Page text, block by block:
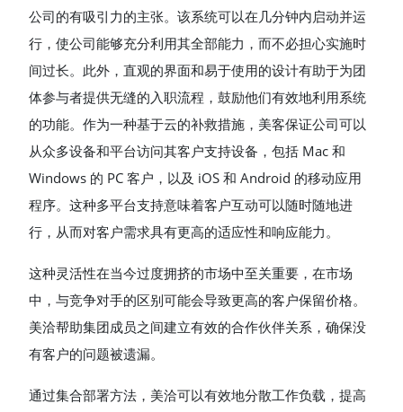
公司的有吸引力的主张。该系统可以在几分钟内启动并运
行，使公司能够充分利用其全部能力，而不必担心实施时
间过长。此外，直观的界面和易于使用的设计有助于为团
体参与者提供无缝的入职流程，鼓励他们有效地利用系统
的功能。作为一种基于云的补救措施，美客保证公司可以
从众多设备和平台访问其客户支持设备，包括 Mac 和
Windows 的 PC 客户，以及 iOS 和 Android 的移动应用
程序。这种多平台支持意味着客户互动可以随时随地进
行，从而对客户需求具有更高的适应性和响应能力。
这种灵活性在当今过度拥挤的市场中至关重要，在市场
中，与竞争对手的区别可能会导致更高的客户保留价格。
美洽帮助集团成员之间建立有效的合作伙伴关系，确保没
有客户的问题被遗漏。
通过集合部署方法，美洽可以有效地分散工作负载，提高